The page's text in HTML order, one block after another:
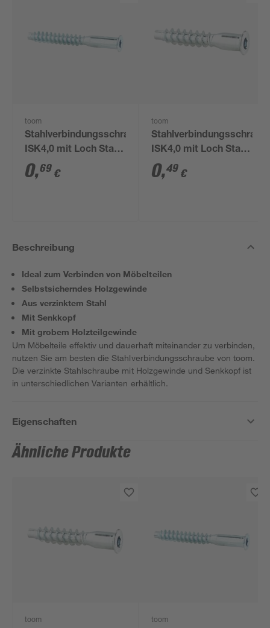
toom
Stahlverbindungsschraube
ISK4,0 mit Loch Stahl
7 x 60 mm 1 Stück
0,69 €
toom
ISK4,0 mit Loch Stahl
7 x 40 mm 1 Stück
0,49 €
Beschreibung
Ideal zum Verbinden von Möbelteilen
Selbstsicherndes Holzgewinde
Aus verzinktem Stahl
Mit Senkkopf
Mit grobem Holzteilgewinde
Um Möbelteile effektiv und dauerhaft miteinander zu verbinden,
nutzen Sie am besten die Stahlverbindungsschraube von toom.
Die verzinkte Stahlschraube mit Holzgewinde und Senkkopf ist
in unterschiedlichen Varianten erhältlich.
Eigenschaften
Ähnliche Produkte
toom toom